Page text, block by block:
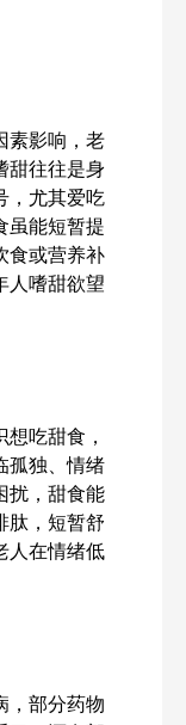
素影响，老
甜往往是身
，尤其爱吃
虽能短暂提
食或营养补
人嗜甜欲望
吃甜食，
孤独、情绪
扰，甜食能
肽，短暂舒
人在情绪低
，部分药物